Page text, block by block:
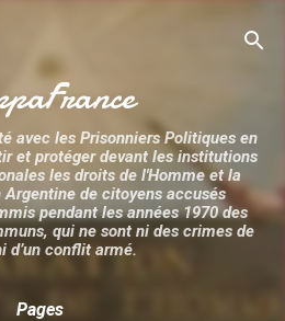
avec les Prisonniers Politiques en
et protéger devant les institutions
les droits de l'Homme et la
de citoyens accusés
pendant les années 1970 des
qui ne sont ni des crimes de
d’un conflit armé.
Pages